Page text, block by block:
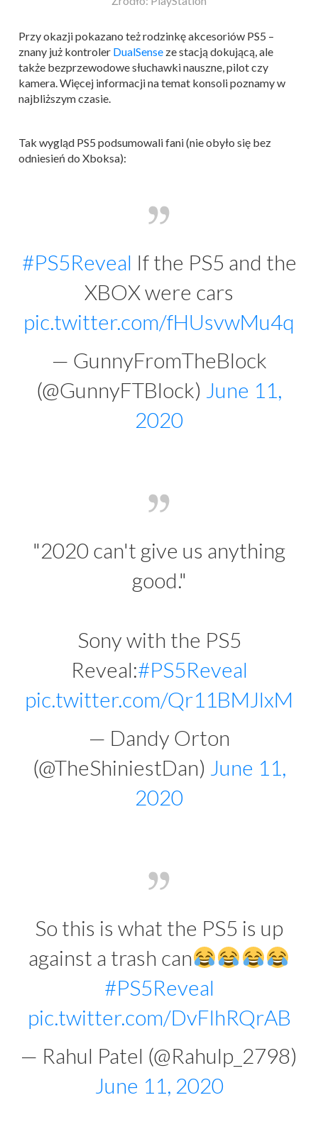
Przy okazji pokazano też rodzinkę akcesoriów PS5 –
znany już kontroler DualSense ze stacją dokującą, ale
także bezprzewodowe słuchawki nauszne, pilot czy
kamera. Więcej informacji na temat konsoli poznamy w
najbliższym czasie.
Tak wygląd PS5 podsumowali fani (nie obyło się bez
odniesień do Xboksa):
#PS5Reveal If the PS5 and the
XBOX were cars
pic.twitter.com/fHUsvwMu4q
— GunnyFromTheBlock
(@GunnyFTBlock) June 11,
2020
"2020 can't give us anything
good."
Sony with the PS5
Reveal:#PS5Reveal
pic.twitter.com/Qr11BMJlxM
— Dandy Orton
(@TheShiniestDan) June 11,
2020
So this is what the PS5 is up
against a trash can
#PS5Reveal
pic.twitter.com/DvFlhRQrAB
— Rahul Patel (@Rahulp_2798)
June 11, 2020